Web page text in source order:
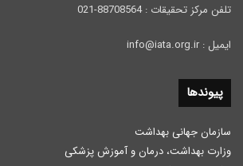
تلفن مرکز تحقیقات : 88708564-021
ایمیل : info@iata.org.ir
پیوندها
سازمان جهانی بهداشت
وزارت بهداشت، درمان و آموزش پزشكی